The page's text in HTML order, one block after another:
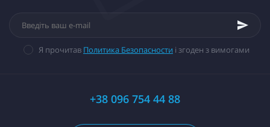
Я прочитав Политика Безопасности і згоден з вимогами
+38 096 754 44 88